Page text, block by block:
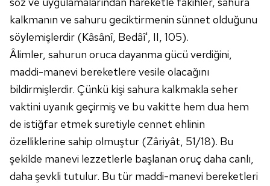
kalkmanın ve sahuru geciktirmenin sünnet olduğunu
söylemişlerdir (Kâsânî, Bedâî', II, 105).
Âlimler, sahurun oruca dayanma gücü verdiğini,
maddi-manevi bereketlere vesile olacağını
bildirmişlerdir. Çünkü kişi sahura kalkmakla seher
vaktini uyanık geçirmiş ve bu vakitte hem dua hem
de istiğfar etmek suretiyle cennet ehlinin
özelliklerine sahip olmuştur (Zâriyât, 51/18). Bu
şekilde manevi lezzetlerle başlanan oruç daha canlı,
daha şevkli tutulur. Bu tür maddi-manevi bereketleri